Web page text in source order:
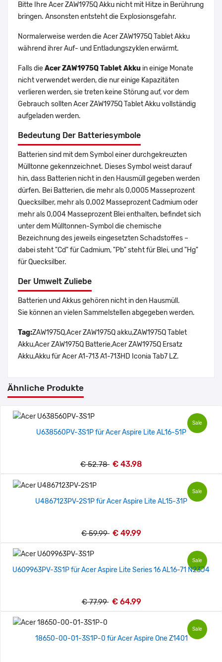
Bitte Ihre Acer ZAW1975Q Akku nicht mit Hitze in Berührung
bringen. Ansonsten entsteht die Explosionsgefahr.
Normalerweise werden die Acer ZAW1975Q Tablet Akku
während ihrer Auf- und Entladungszyklen erwärmt.
Falls dieAcer ZAW1975Q Tablet Akku in einige Monate
nicht verwendet werden, die nur einige Kapazitäten
verlieren werden, sie treten keine Störung auf, vor dem
Gebrauch sollten Acer ZAW1975Q Tablet Akku vollständig
aufgeladen werden.
Bedeutung Der Batteriesymbole
Batterien sind mit dem Symbol einer durchgekreuzten
Mülltonne gekennzeichnet. Dieses Symbol weist darauf
hin, dass Batterien nicht in den Hausmüll gegeben werden
dürfen. Bei Batterien, die mehr als 0,0005 Masseprozent
Quecksilber, mehr als 0,002 Masseprozent Cadmium oder
mehr als 0,004 Masseprozent Blei enthalten, befindet sich
unter dem Mülltonnen-Symbol die chemische
Bezeichnung des jeweils eingesetzten Schadstoffes –
dabei steht "Cd" für Cadmium, "Pb" steht für Blei, und "Hg"
für Quecksilber.
Der Umwelt Zuliebe
Batterien und Akkus gehören nicht in den Hausmüll.
Sie können an vielen Sammelstellen abgegeben werden.
Tag:ZAW1975Q,Acer ZAW1975Q akku,ZAW1975Q Tablet
Akku,Acer ZAW1975Q Batterie,Acer ZAW1975Q Ersatz
Akku,Akku für Acer A1-713 A1-713HD Iconia Tab7 LZ.
Ähnliche Produkte
Sale
U638560PV-3S1P für Acer Aspire Lite AL16-51P
€ 52.78 € 43.98
Sale
U4867123PV-2S1P für Acer Aspire Lite AL15-31P
€ 59.99 € 49.99
Sale
U609963PV-3S1P für Acer Aspire Lite Series 16 AL16-71 N23J4
€ 77.99 € 64.99
Sale
18650-00-01-3S1P-0 für Acer Aspire One Z1401